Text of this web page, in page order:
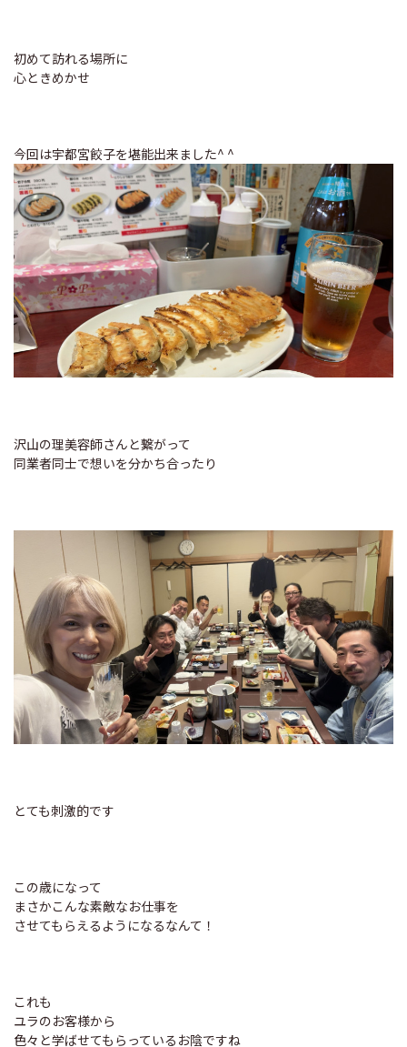
初めて訪れる場所に
心ときめかせ
今回は宇都宮餃子を堪能出来ました^ ^
沢山の理美容師さんと繋がって
同業者同士で想いを分かち合ったり
とても刺激的です
この歳になって
まさかこんな素敵なお仕事を
させてもらえるようになるなんて！
これも
ユラのお客様から
色々と学ばせてもらっているお陰ですね